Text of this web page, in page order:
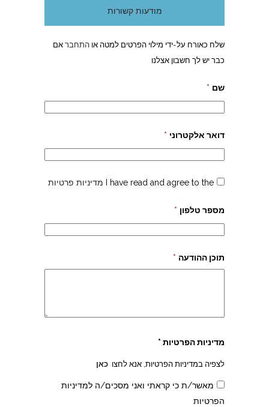
מודעות קשורות
שלח כאורח על-ידי מילוי הפרטים למטה או התחבראם
כבר יש לך חשבון אצלנו
שם *
דואר אלקטרוני *
I have read and agree to the מדיניות פרטיות
מספר טלפון *
תוכן ההודעה *
מדיניות הפרטיות *
לצפיה במדיניות הפרטיות, אנא לחצו כאן
מאשר/ת כי קראתי ואני מסכים/ה למדיניות
הפרטיות